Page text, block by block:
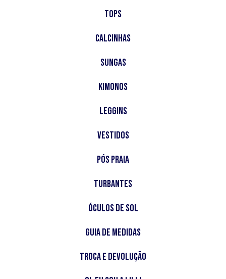
Tops
Calcinhas
Sungas
Kimonos
Leggins
Vestidos
Pós Praia
Turbantes
Óculos de Sol
Guia de Medidas
Troca e Devolução